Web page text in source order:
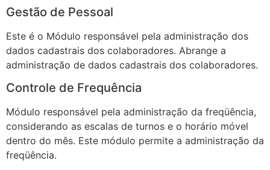
Gestão de Pessoal
Este é o Módulo responsável pela administração dos
dados cadastrais dos colaboradores. Abrange a
administração de dados cadastrais dos colaboradores.
Controle de Frequência
Módulo responsável pela administração da freqüência,
considerando as escalas de turnos e o horário móvel
dentro do mês. Este módulo permite a administração da
freqüência.